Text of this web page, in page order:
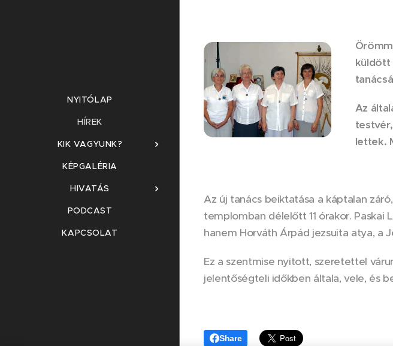
NYITÓLAP
HÍREK
KIK VAGYUNK?
KÉPGALÉRIA
HIVATÁS
PODCAST
KAPCSOLAT
küldött
Az
lettek.
Az új tanács beiktatása a káptalan
templomban délelőtt 11 órakor.
hanem Horváth Árpád jezsuita atya, a
Ez a szentmise nyitott, szeretettel
jelentőségteli időkben általa, vele, és
Share